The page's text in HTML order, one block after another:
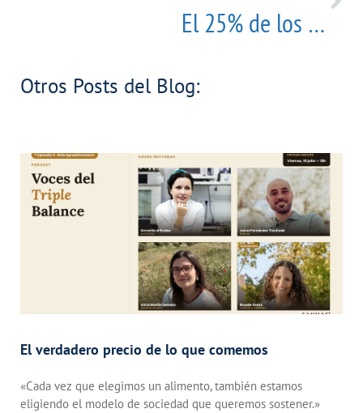
El 25% de los CEOs tiene dislexia: por qué este evento empresarial apostó por hacerlo visible
Otros Posts del Blog:
El verdadero precio de lo que comemos
«Cada vez que elegimos un alimento, también estamos
eligiendo el modelo de sociedad que queremos sostener.»